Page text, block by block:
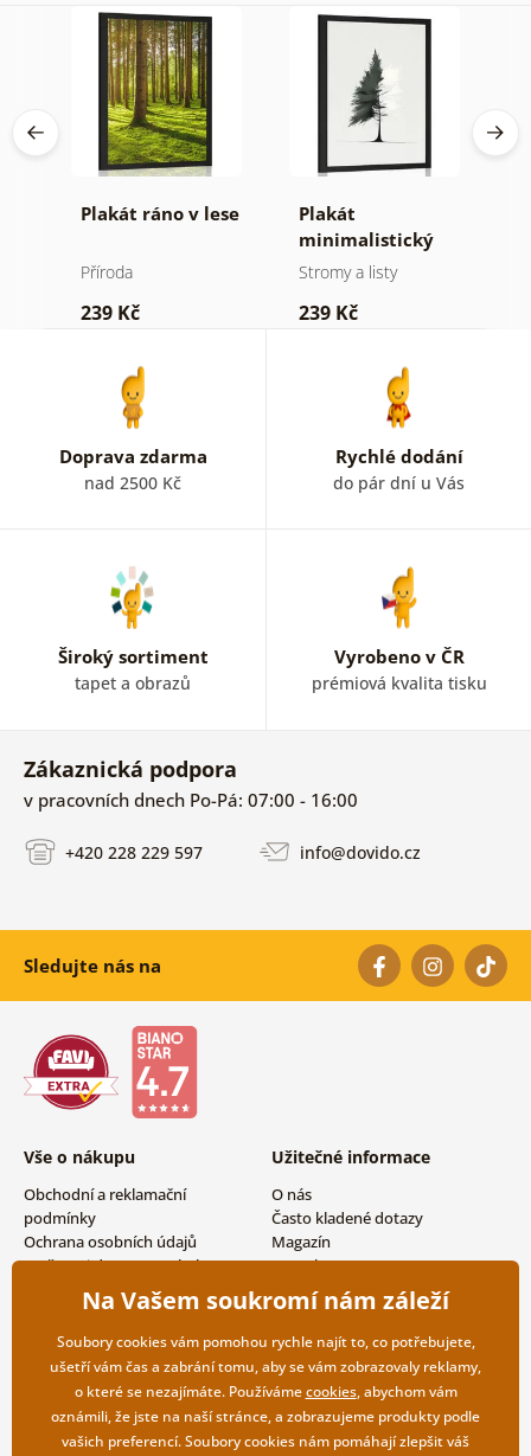
Plakát ráno v lese
Příroda
239 Kč
Plakát
minimalistický
jehličnatý strom
Stromy a listy
239 Kč
Doprava zdarma
nad 2500 Kč
Rychlé dodání
do pár dní u Vás
Široký sortiment
tapet a obrazů
Vyrobeno v ČR
prémiová kvalita tisku
Zákaznická podpora
v pracovních dnech Po-Pá: 07:00 - 16:00
+420 228 229 597 info@dovido.cz
Sledujte nás na
Vše o nákupu
Obchodní a reklamační
podmínky
Ochrana osobních údajů
Možnosti dopravy a platby
Vrácení zboží
Užitečné informace
O nás
Často kladené dotazy
Magazín
Kontakty
Velkoobchodní spolupráce
Na Vašem soukromí nám záleží
Soubory cookies vám pomohou rychle najít to, co potřebujete,
ušetří vám čas a zabrání tomu, aby se vám zobrazovaly reklamy,
o které se nezajímáte. Používámecookies, abychom vám
oznámili, že jste na naší stránce, a zobrazujeme produkty podle
vašich preferencí. Soubory cookies nám pomáhají zlepšit váš